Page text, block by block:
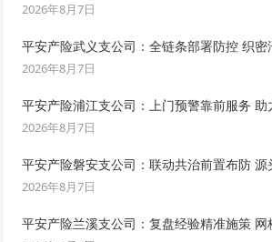
2026年8月7日
平安产险武义支公司：全链条部署防控 织密
2026年8月7日
平安产险浦江支公司：上门预警靠前服务
2026年8月7日
平安产险磐安支公司：联动共治前置布防
2026年8月7日
平安产险兰溪支公司：复盘经验精准施策